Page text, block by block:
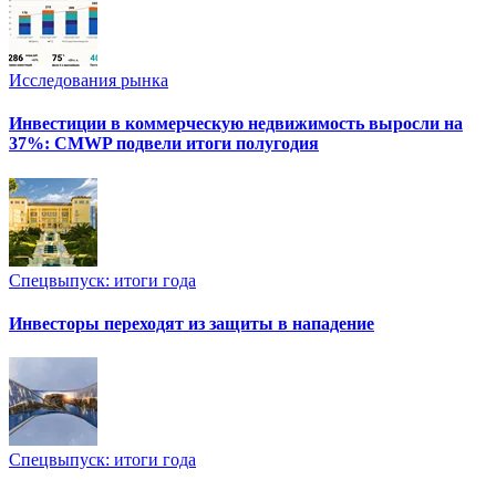
Исследования рынка
Инвестиции в коммерческую недвижимость выросли на
37%: CMWP подвели итоги полугодия
Спецвыпуск: итоги года
Инвесторы переходят из защиты в нападение
Спецвыпуск: итоги года